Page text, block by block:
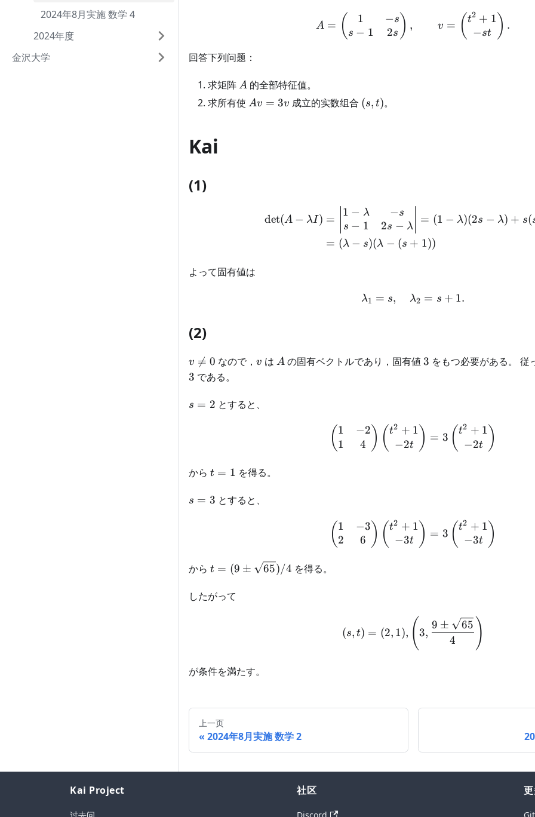
2024年8月実施 数学 4
2024年度
金沢大学
A = ( 1
s − 1
−s
2s ) , v = ( t2 + 1
−st ) .
回答下列问题：
求矩阵 A
A 的全部特征值。
求所有使 Av=3v
Av = 3v 成立的实数组合 (s,t)
(s, t)。
Kai
(1)
\begin{aligned}
det(A − λI) =
1 − λ
s − 1
−s
2s − λ
= (1 − λ)(2s − λ) + s(
= (λ − s)(λ − (s + 1))
よって固有値は
\lambda_{1}=s,\quad
λ1 = s, λ2 = s + 1.
(2)
v
\neq
v 
= 0 なので，v
v はA
A の固有ベクトルであり，固有値3
3 をもつ必要がある。 従
3 である。
s=2
s = 2 とすると、
\begin{aligned}
( 1
1
−2
4
) (t2 + 1
−2t ) = 3 ( t2 + 1
−2t )
から t=1
t = 1 を得る。
s=3
s = 3 とすると、
\begin{aligned}
( 1
2
−3
6 ) (t2 + 1
−3t ) = 3 ( t2 + 1
−3t )
から t=(9 \pm
t = (9 ± 65)/4 を得る。
したがって
\begin{aligned} (s,t)
(s, t) = (2, 1), (3,
4
9 ± 65 )
が条件を満たす。
上一页
2024年8月実施 数学 2
Kai Project 社区